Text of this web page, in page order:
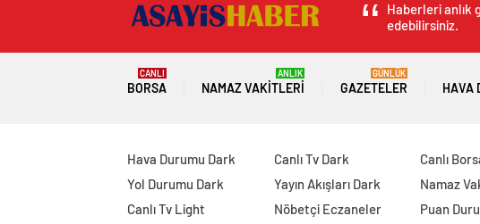
Haberleri anlık
edebilirsiniz.
BORSA
CANLI
NAMAZ VAKITLERI
ANLIK
GAZETELER
GÜNLÜK
HAVA
Hava Durumu Dark
Yol Durumu Dark
Canlı Tv Light
Canlı Tv Dark
Yayın Akışları Dark
Nöbetçi Eczaneler
Canlı
Namaz
Puan